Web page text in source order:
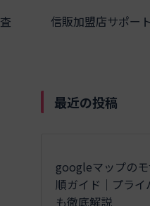
信販加盟店サポート
最近の投稿
googleマップの
順ガイド｜プラ
も徹底解説